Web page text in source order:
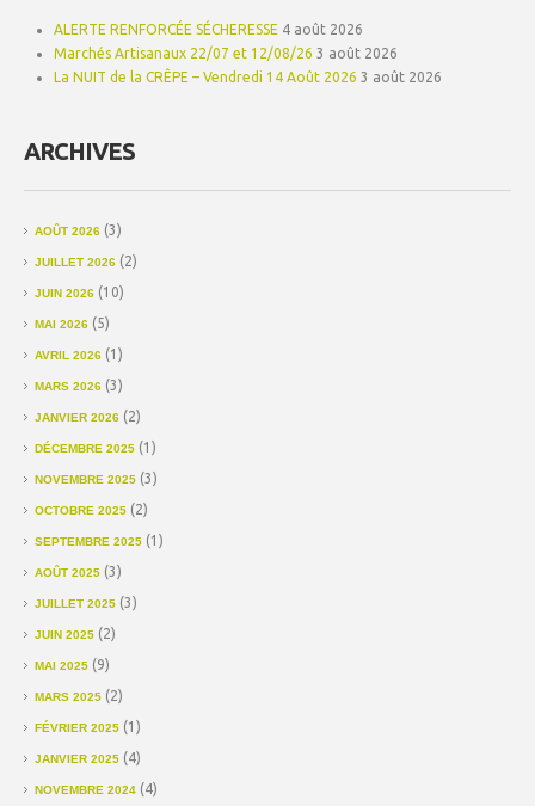
ALERTE RENFORCÉE SÉCHERESSE 4 août 2026
Marchés Artisanaux 22/07 et 12/08/26 3 août 2026
La NUIT de la CRÊPE – Vendredi 14 Août 2026 3 août 2026
ARCHIVES
AOÛT 2026 (3)
JUILLET 2026 (2)
JUIN 2026 (10)
MAI 2026 (5)
AVRIL 2026 (1)
MARS 2026 (3)
JANVIER 2026 (2)
DÉCEMBRE 2025 (1)
NOVEMBRE 2025 (3)
OCTOBRE 2025 (2)
SEPTEMBRE 2025 (1)
AOÛT 2025 (3)
JUILLET 2025 (3)
JUIN 2025 (2)
MAI 2025 (9)
MARS 2025 (2)
FÉVRIER 2025 (1)
JANVIER 2025 (4)
NOVEMBRE 2024 (4)